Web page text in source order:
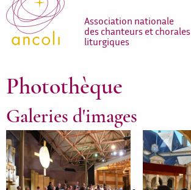
Association nationale
des chanteurs et chorales
liturgiques
Photothèque
Galeries d'images